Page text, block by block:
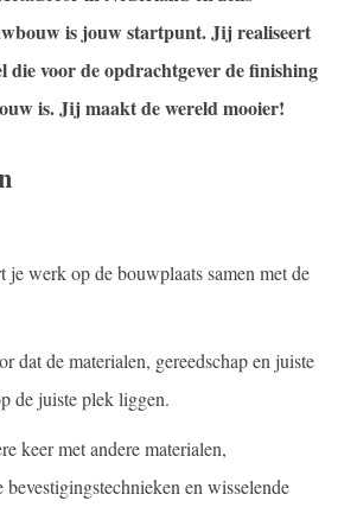
is jouw startpunt. Jij realiseert
die voor de opdrachtgever de finishing
is. Jij maakt de wereld mooier!
je werk op de bouwplaats samen met de
dat de materialen, gereedschap en juiste
de juiste plek liggen.
keer met andere materialen,
bevestigingstechnieken en wisselende